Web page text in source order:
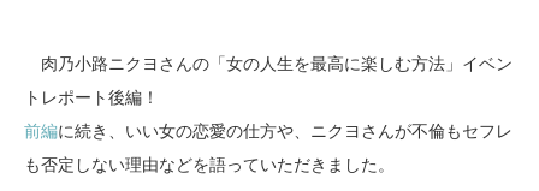
肉乃小路ニクヨさんの「女の人生を最高に楽しむ方法」イベン
トレポート後編！
前編に続き、いい女の恋愛の仕方や、ニクヨさんが不倫もセフレ
も否定しない理由などを語っていただきました。